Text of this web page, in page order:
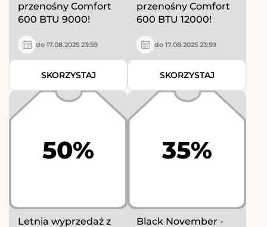
przenośny Comfort
600 BTU 9000!
do 17.08.2025 23:59
SKORZYSTAJ
przenośny Comfort
600 BTU 12000!
do 17.08.2025 23:59
SKORZYSTAJ
50%
Letnia wyprzedaż z
35%
Black November -